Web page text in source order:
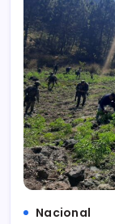
Nacional